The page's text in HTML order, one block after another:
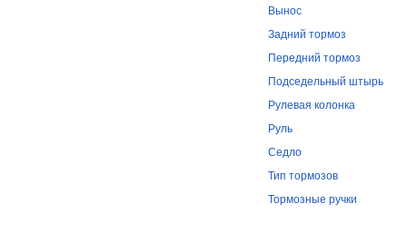
Вынос
Задний тормоз
Передний тормоз
Подседельный штырь
Рулевая колонка
Руль
Седло
Тип тормозов
Тормозные ручки